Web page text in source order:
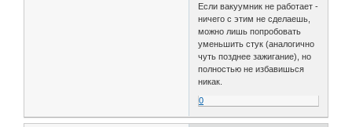
Если вакуумник не работает -
ничего с этим не сделаешь,
можно лишь попробовать
уменьшить стук (аналогично
чуть позднее зажигание), но
полностью не избавишься
никак.
0